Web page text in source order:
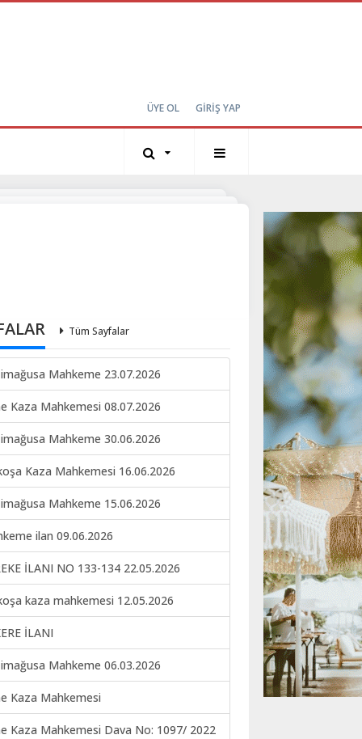
ÜYE OL GİRİŞ YAP
Tüm Sayfalar
Mahkeme 23.07.2026
Kaza Mahkemesi 08.07.2026
Mahkeme 30.06.2026
Kaza Mahkemesi 16.06.2026
Mahkeme 15.06.2026
ilan 09.06.2026
İLANI NO 133-134 22.05.2026
kaza mahkemesi 12.05.2026
İLANI
Mahkeme 06.03.2026
Kaza Mahkemesi
Kaza Mahkemesi Dava No: 1097/ 2022